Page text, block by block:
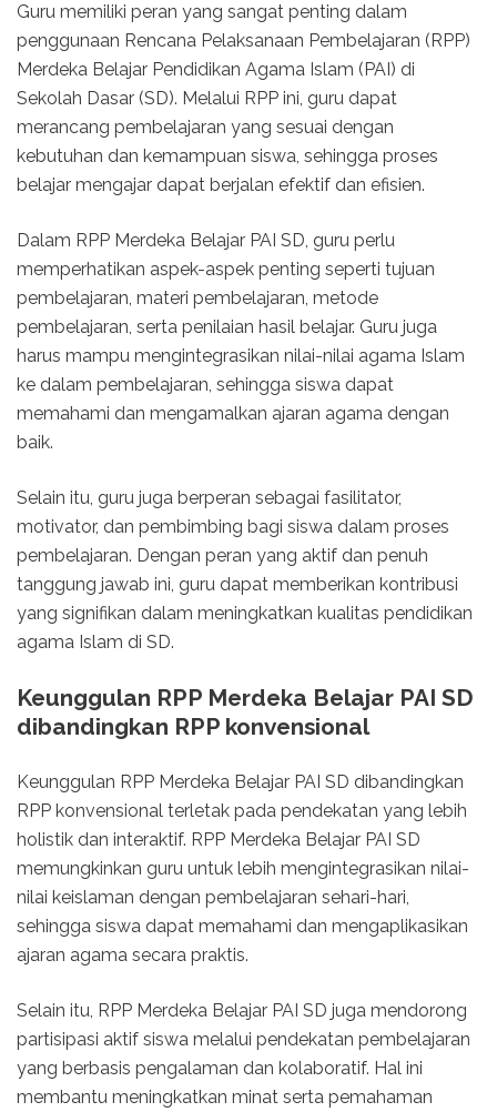
Guru memiliki peran yang sangat penting dalam
penggunaan Rencana Pelaksanaan Pembelajaran (RPP)
Merdeka Belajar Pendidikan Agama Islam (PAI) di
Sekolah Dasar (SD). Melalui RPP ini, guru dapat
merancang pembelajaran yang sesuai dengan
kebutuhan dan kemampuan siswa, sehingga proses
belajar mengajar dapat berjalan efektif dan efisien.
Dalam RPP Merdeka Belajar PAI SD, guru perlu
memperhatikan aspek-aspek penting seperti tujuan
pembelajaran, materi pembelajaran, metode
pembelajaran, serta penilaian hasil belajar. Guru juga
harus mampu mengintegrasikan nilai-nilai agama Islam
ke dalam pembelajaran, sehingga siswa dapat
memahami dan mengamalkan ajaran agama dengan
baik.
Selain itu, guru juga berperan sebagai fasilitator,
motivator, dan pembimbing bagi siswa dalam proses
pembelajaran. Dengan peran yang aktif dan penuh
tanggung jawab ini, guru dapat memberikan kontribusi
yang signifikan dalam meningkatkan kualitas pendidikan
agama Islam di SD.
Keunggulan RPP Merdeka Belajar PAI SD
dibandingkan RPP konvensional
Keunggulan RPP Merdeka Belajar PAI SD dibandingkan
RPP konvensional terletak pada pendekatan yang lebih
holistik dan interaktif. RPP Merdeka Belajar PAI SD
memungkinkan guru untuk lebih mengintegrasikan nilai-
nilai keislaman dengan pembelajaran sehari-hari,
sehingga siswa dapat memahami dan mengaplikasikan
ajaran agama secara praktis.
Selain itu, RPP Merdeka Belajar PAI SD juga mendorong
partisipasi aktif siswa melalui pendekatan pembelajaran
yang berbasis pengalaman dan kolaboratif. Hal ini
membantu meningkatkan minat serta pemahaman